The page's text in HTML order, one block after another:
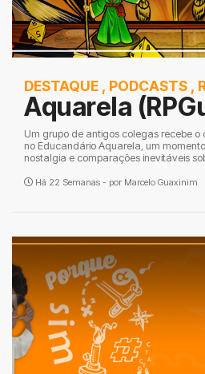
DESTAQUE , PODCASTS ,
Aquarela
Um grupo de antigos colegas recebe
no Educandário Aquarela, um
nostalgia e comparações inevitáveis
Há 22 Semanas - por Marcelo Guaxinim